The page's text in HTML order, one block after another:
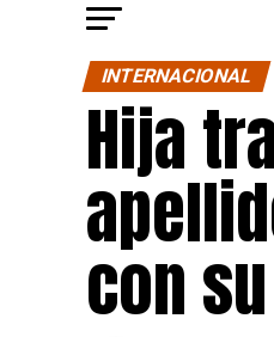
INTERNACIONAL
Hija
con